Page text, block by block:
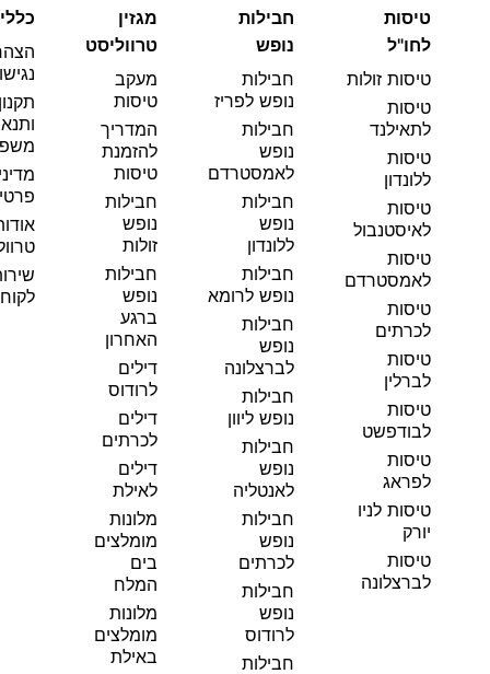
טיסות
לחו"ל
טיסות זולות
טיסות
לתאילנד
טיסות
ללונדון
טיסות
לאיסטנבול
טיסות
לאמסטרדם
טיסות
לכרתים
טיסות
לברלין
טיסות
לבודפשט
טיסות
לפראג
טיסות לניו
יורק
טיסות
לברצלונה
חבילות
נופש
חבילות
נופש לפריז
חבילות
נופש
לאמסטרדם
חבילות
נופש
ללונדון
חבילות
נופש לרומא
חבילות
נופש
לברצלונה
חבילות
נופש ליוון
חבילות
נופש
לאנטליה
חבילות
נופש
לכרתים
חבילות
נופש
לרודוס
חבילות
מגזין
טרווליסט
מעקב
טיסות
המדריך
להזמנת
טיסות
חבילות
נופש
זולות
חבילות
נופש
ברגע
האחרון
דילים
לרודוס
דילים
לכרתים
דילים
לאילת
מלונות
מומלצים
בים
המלח
מלונות
מומלצים
באילת
כללי